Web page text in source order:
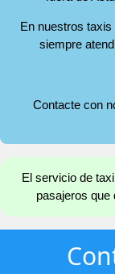
En nuestros
siempre
Contacte con
El servicio de
pasajeros que